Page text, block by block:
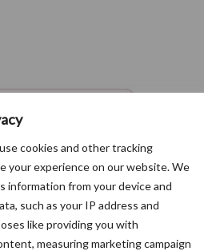
use cookies and other tracking
your experience on our website. We
information from your device and
such as your IP address and
like providing you with
measuring marketing campaign